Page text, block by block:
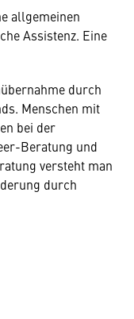
allgemeinen
Assistenz. Eine
durch
Menschen mit
bei der
Beratung und
versteht man
durch